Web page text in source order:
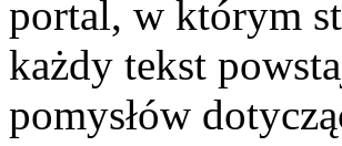
portal, w którym
każdy tekst
pomysłów